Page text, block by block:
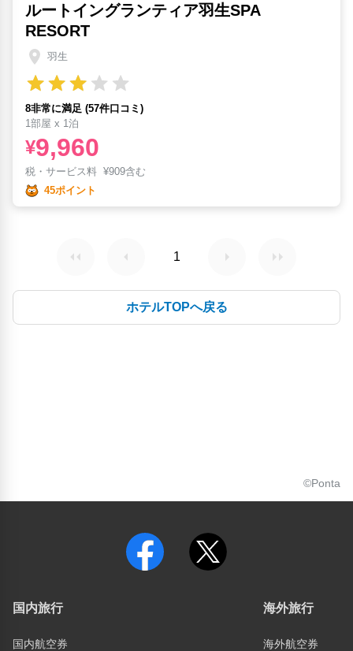
ルートイングランティア羽生SPA
RESORT
羽生
8非常に満足 (57件口コミ)
1部屋 x 1泊
¥9,960
税・サービス料 ¥909含む
45ポイント
1
ホテルTOPへ戻る
©Ponta
国内旅行
国内航空券
海外旅行
海外航空券